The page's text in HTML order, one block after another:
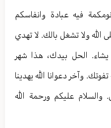
نومكمة فيه عبادة وانفاسكم
الله ولا تشغل بالك. لا تهدي
الحل بيدك، هذا شهر
وآخر دعوانا الله يهدينا
عليكم ورحمة الله